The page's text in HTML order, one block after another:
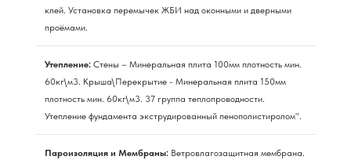
клей. Установка перемычек ЖБИ над оконными и дверными
проёмами.
Утепление: Стены – Минеральная плита 100мм плотность мин.
60кг\м3. Крыша\Перекрытие - Минеральная плита 150мм
плотность мин. 60кг\м3. 37 группа теплопроводности.
Утепление фундамента экструдированный пенополистиролом".
Пароизоляция и Мембраны: Ветровлагозащитная мембрана.